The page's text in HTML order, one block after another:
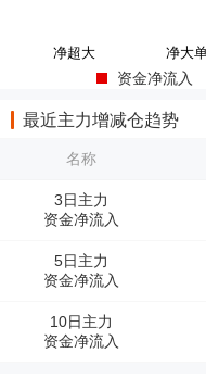
资金净流入
最近主力增减仓趋势
名称
3日主力
资金净流入
5日主力
资金净流入
10日主力
资金净流入